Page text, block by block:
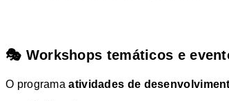
🎭 Workshops temáticos e
O programaatividades de